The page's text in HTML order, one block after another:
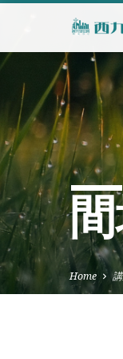
Home